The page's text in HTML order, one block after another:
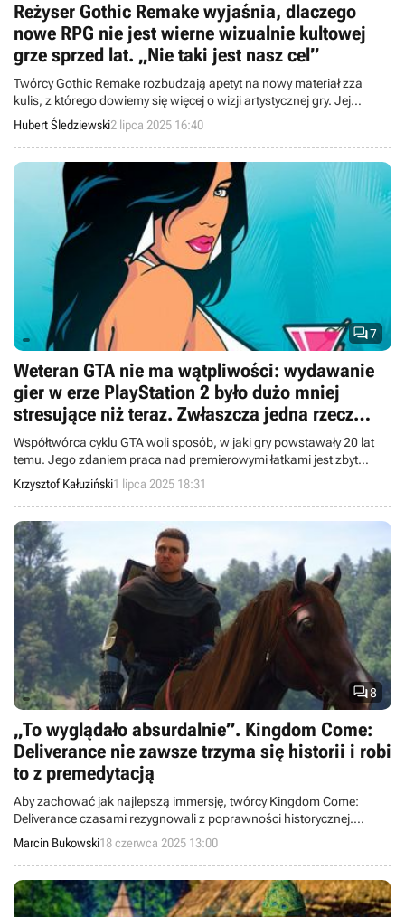
Reżyser Gothic Remake wyjaśnia, dlaczego
nowe RPG nie jest wierne wizualnie kultowej
grze sprzed lat. „Nie taki jest nasz cel”
Twórcy Gothic Remake rozbudzają apetyt na nowy materiał zza
kulis, z którego dowiemy się więcej o wizji artystycznej gry. Jej
reżyser już teraz jednak wyjawił, dlaczego wygląda inaczej niż
pierwowzór.
Hubert Śledziewski2 lipca 2025 16:40
7
Weteran GTA nie ma wątpliwości: wydawanie
gier w erze PlayStation 2 było dużo mniej
stresujące niż teraz. Zwłaszcza jedna rzecz
zawsze niepokoi przed premierą
Współtwórca cyklu GTA woli sposób, w jaki gry powstawały 20 lat
temu. Jego zdaniem praca nad premierowymi łatkami jest zbyt
stresująca.
Krzysztof Kałuziński1 lipca 2025 18:31
8
„To wyglądało absurdalnie”. Kingdom Come:
Deliverance nie zawsze trzyma się historii i robi
to z premedytacją
Aby zachować jak najlepszą immersję, twórcy Kingdom Come:
Deliverance czasami rezygnowali z poprawności historycznej.
Przykładem są rycerze na koniach.
Marcin Bukowski18 czerwca 2025 13:00